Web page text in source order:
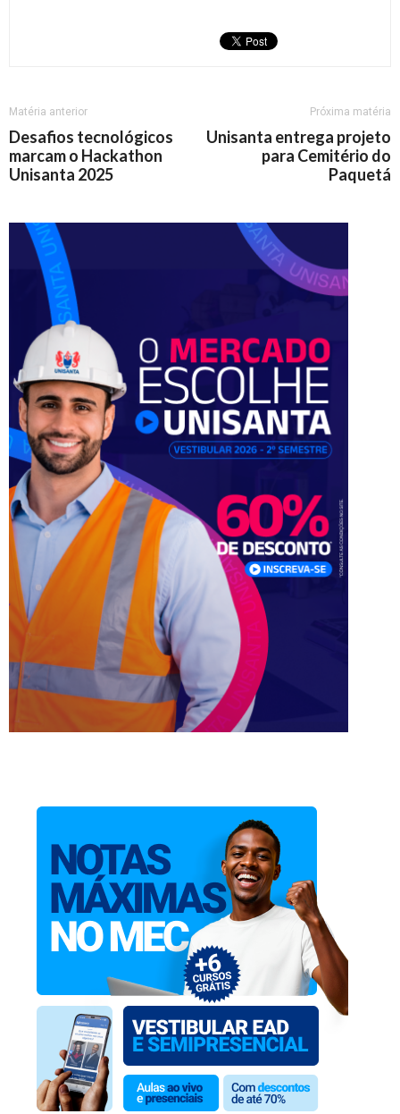
Matéria anterior
Desafios tecnológicos
marcam o Hackathon
Unisanta 2025
Próxima matéria
Unisanta entrega projeto
para Cemitério do
Paquetá